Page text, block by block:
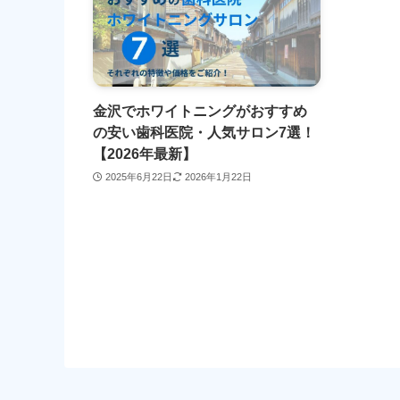
金沢でホワイトニングがおすすめ
の安い歯科医院・人気サロン7選！
【2026年最新】
2025年6月22日 2026年1月22日